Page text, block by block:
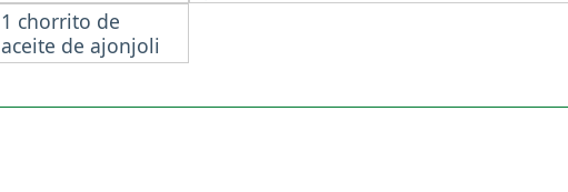
1 chorrito de
aceite de ajonjoli